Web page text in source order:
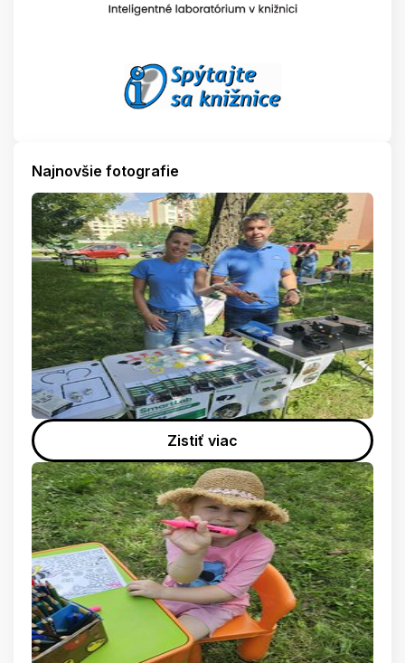
Najnovšie fotografie
Zistiť viac